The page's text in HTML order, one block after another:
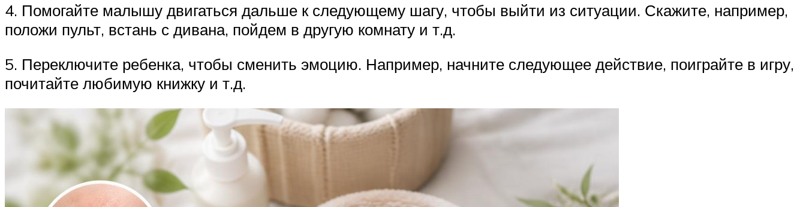
4. Помогайте малышу двигаться дальше к следующему шагу, чтобы выйти из ситуации. Скажите, например,
положи пульт, встань с дивана, пойдем в другую комнату и т.д.
5. Переключите ребенка, чтобы сменить эмоцию. Например, начните следующее действие, поиграйте в игру,
почитайте любимую книжку и т.д.